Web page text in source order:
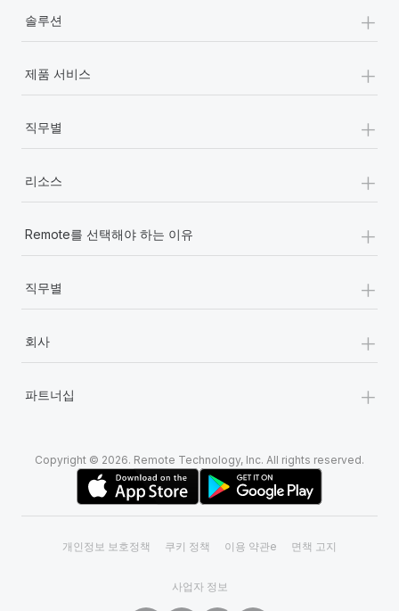
솔루션 +
제품 서비스 +
직무별 +
리소스 +
Remote를 선택해야 하는 이유 +
직무별 +
회사 +
파트너십 +
Copyright © 2026. Remote Technology, Inc. All rights reserved.
개인정보 보호정책 쿠키 정책 이용 약관e 면책 고지
사업자 정보